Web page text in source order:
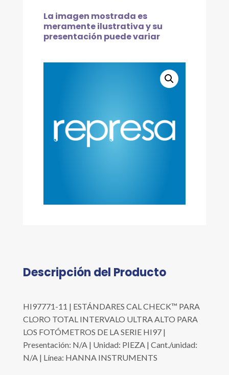
FOTÓMETROS
DE
LA
La imagen mostrada es
meramente ilustrativa y su
presentación puede variar
Descripción del Producto
HI97771-11 | ESTÁNDARES CAL CHECK™ PARA
CLORO TOTAL INTERVALO ULTRA ALTO PARA
LOS FOTÓMETROS DE LA SERIE HI97 |
Presentación: N/A | Unidad: PIEZA | Cant./unidad:
N/A | Línea: HANNA INSTRUMENTS